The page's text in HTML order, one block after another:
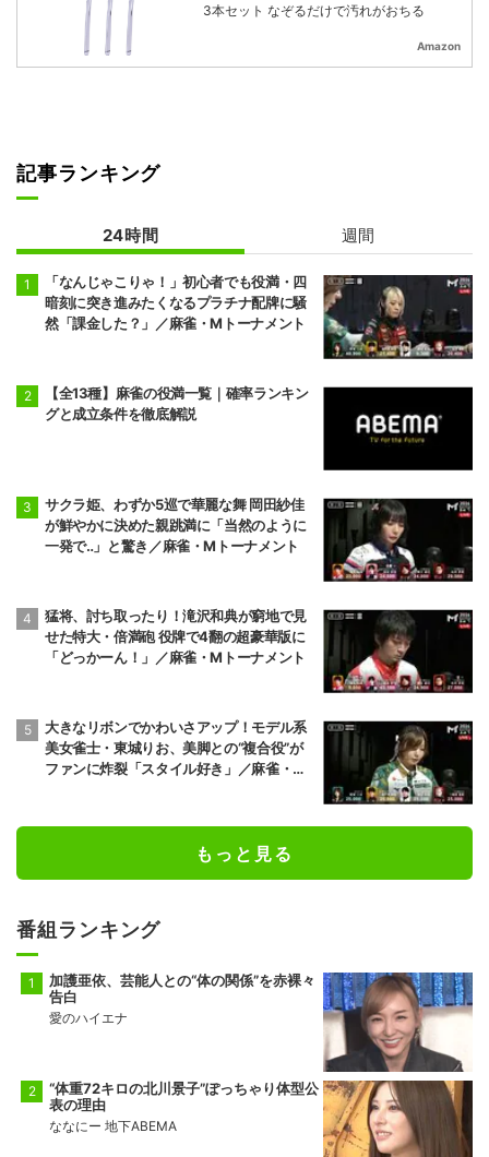
3本セット なぞるだけで汚れがおちる
Amazon
記事ランキング
24時間 週間
「なんじゃこりゃ！」初心者でも役満・四
暗刻に突き進みたくなるプラチナ配牌に騒
然「課金した？」／麻雀・Mトーナメント
【全13種】麻雀の役満一覧｜確率ランキン
グと成立条件を徹底解説
サクラ姫、わずか5巡で華麗な舞 岡田紗佳
が鮮やかに決めた親跳満に「当然のように
一発で‥」と驚き／麻雀・Mトーナメント
猛将、討ち取ったり！滝沢和典が窮地で見
せた特大・倍満砲 役牌で4翻の超豪華版に
「どっかーん！」／麻雀・Mトーナメント
大きなリボンでかわいさアップ！モデル系
美女雀士・東城りお、美脚との“複合役”が
ファンに炸裂「スタイル好き」／麻雀・M
もっと見る
番組ランキング
加護亜依、芸能人との“体の関係”を赤裸々
告白
愛のハイエナ
“体重72キロの北川景子”ぽっちゃり体型公
表の理由
ななにー 地下ABEMA